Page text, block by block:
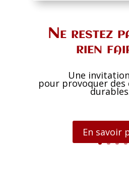
Ne restez
rien
Une
pour provoquer des
En savoir